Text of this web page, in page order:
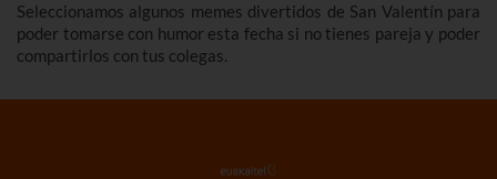
Seleccionamos algunos memes divertidos de San Valentín para
poder tomarse con humor esta fecha si no tienes pareja y poder
compartirlos con tus colegas.